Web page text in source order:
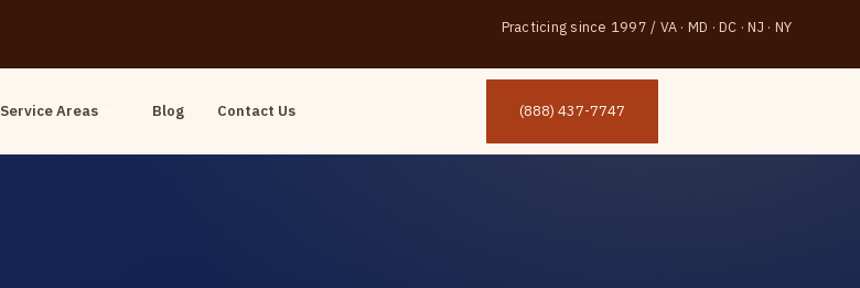
Practicing since 1997 / VA · MD · DC · NJ · NY
Service Areas Blog Contact Us (888) 437-7747